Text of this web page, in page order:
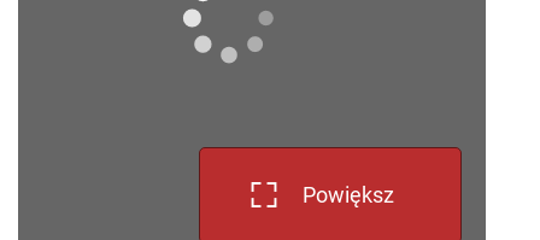
Powiększ